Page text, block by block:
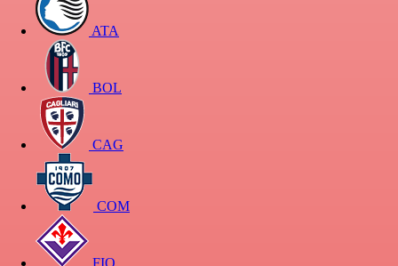
ATA
BOL
CAG
COM
FIO